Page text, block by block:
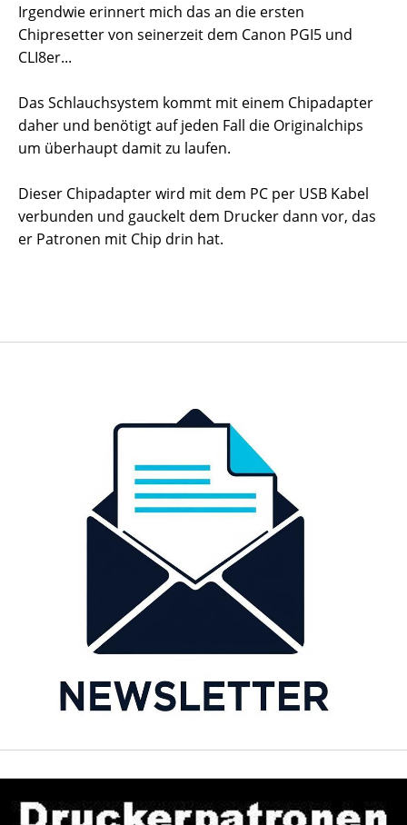
Irgendwie erinnert mich das an die ersten
Chipresetter von seinerzeit dem Canon PGI5 und
CLI8er...
Das Schlauchsystem kommt mit einem Chipadapter
daher und benötigt auf jeden Fall die Originalchips
um überhaupt damit zu laufen.
Dieser Chipadapter wird mit dem PC per USB Kabel
verbunden und gauckelt dem Drucker dann vor, das
er Patronen mit Chip drin hat.